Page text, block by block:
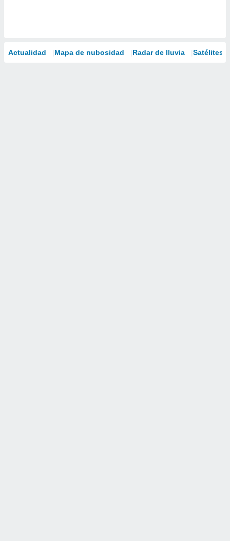
Actualidad Mapa de nubosidad Radar de lluvia Satélites